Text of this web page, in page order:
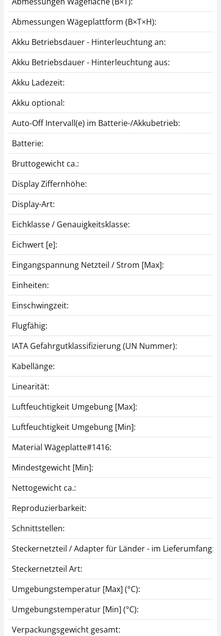
CHF 279,00
CHF 301,60 inkl. Mwst.
KERN CFS-A04
CHF 34,20
CHF 36,97 inkl. Mwst.
Signallampe KERN
CFS-A03
CHF 279,00
CHF 301,60 inkl. Mwst.
CFS-A01
CHF 45,00
Fußplatten-Paar KERN
BFS-A06N
CHF 72,00
CHF 77,83 inkl. Mwst.
CHF 165,39 inkl. Mwst.
Kabel KERN BFB-A03
CHF 175,50
CHF 189,72 inkl. Mwst.
Netzteil KERN PFB-
A04
CHF 38,70
Abmessungen Wägeplattform (B×T×H):
Akku Betriebsdauer - Hinterleuchtung an:
Akku Betriebsdauer - Hinterleuchtung aus:
Akku Ladezeit:
Akku optional:
Auto-Off Intervall(e) im Batterie-/Akkubetrieb:
Batterie:
Bruttogewicht ca.:
Display Ziffernhöhe:
Display-Art:
Eichklasse / Genauigkeitsklasse:
Eichwert [e]:
Eingangspannung Netzteil / Strom [Max]:
Einheiten:
Einschwingzeit:
Flugfähig:
IATA Gefahrgutklassifizierung (UN Nummer):
Kabellänge:
Linearität:
Luftfeuchtigkeit Umgebung [Max]:
Luftfeuchtigkeit Umgebung [Min]:
Material Wägeplatte#1416:
Mindestgewicht [Min]:
Nettogewicht ca.:
Reproduzierbarkeit:
Schnittstellen:
Steckernetzteil / Adapter für Länder - im Lieferumfang:
Steckernetzteil Art:
Umgebungstemperatur [Max] (°C):
Umgebungstemperatur [Min] (°C):
Verpackungsgewicht gesamt: